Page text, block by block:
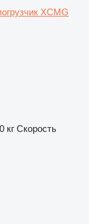
XCMG
кг Скорость